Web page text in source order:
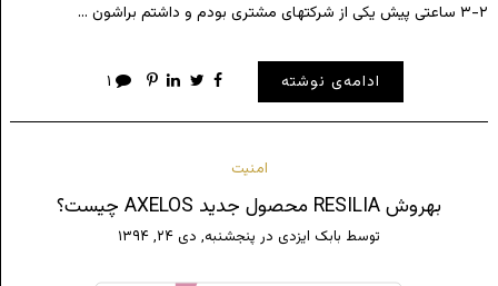
۲-۳ ساعتی پیش یکی از شرکتهای مشتری بودم و داشتم براشون …
ادامه‌ی نوشته ۱
امنیت
بهروش RESILIA محصول جدید AXELOS چیست؟
توسط بابک ایزدی در پنجشنبه, دی ۲۴, ۱۳۹۴